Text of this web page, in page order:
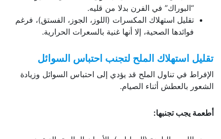
“البوراك” في الفرن بدلا من قليه.
تقليل استهلاك المكسرات (اللوز، الجوز، الفستق)، فرغم
فوائدها الصحية، إلا أنها غنية بالسعرات الحرارية.
تقليل استهلاك الملح لتجنب احتباس السوائل
الإفراط في تناول الملح قد يؤدي إلى احتباس السوائل وزيادة
الشعور بالعطش أثناء الصيام.
أطعمة يجب تجنبها: